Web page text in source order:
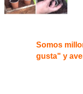
Somos
gusta" y